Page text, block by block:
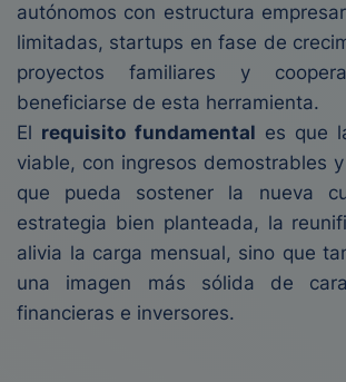
autónomos con estructura
limitadas, startups en fase de
proyectos familiares y
beneficiarse de esta herramienta.
El requisito fundamental es que
viable, con ingresos demostrables
que pueda sostener la nueva
estrategia bien planteada, la
alivia la carga mensual, sino que
una imagen más sólida de
financieras e inversores.